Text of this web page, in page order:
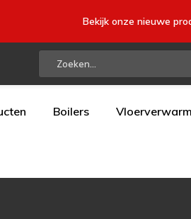
Bekijk onze nieuwe
Boilers